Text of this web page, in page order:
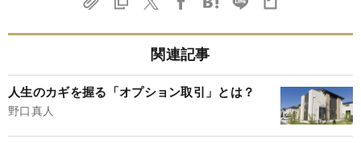
関連記事
人生のカギを握る「オプション取引」とは？
野口真人